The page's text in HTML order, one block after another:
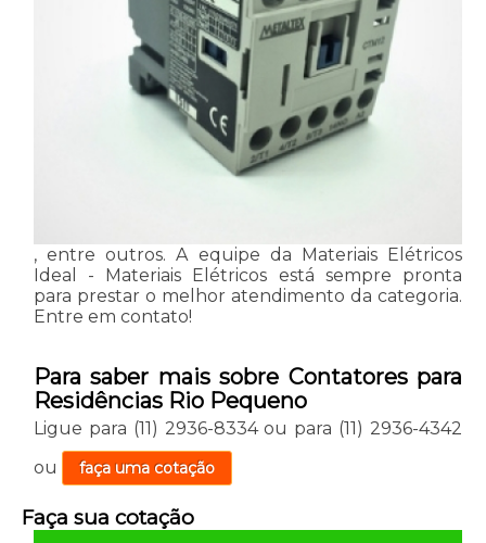
, entre outros. A equipe da Materiais Elétricos
Ideal - Materiais Elétricos está sempre pronta
para prestar o melhor atendimento da categoria.
Entre em contato!
Para saber mais sobre Contatores para
Residências Rio Pequeno
Ligue para (11) 2936-8334ou para (11) 2936-4342
ou
faça uma cotação
Faça sua cotação